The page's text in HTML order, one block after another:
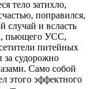
тело затихло,
поправился,
случай и всласть
пьющего УСС,
питейных
за судорожно
Само собой
этого эффектного